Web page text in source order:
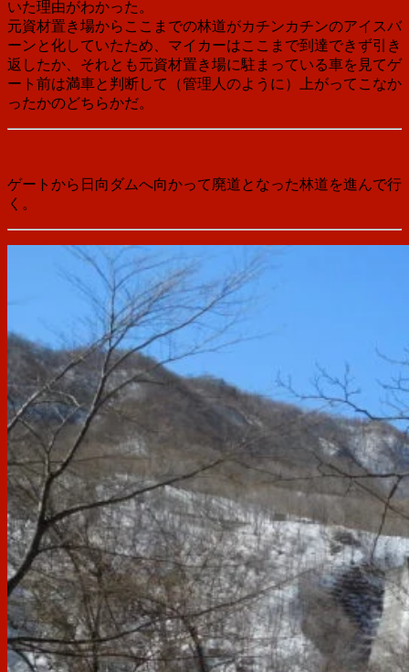
いた理由がわかった。
元資材置き場からここまでの林道がカチンカチンのアイスバ
ーンと化していたため、マイカーはここまで到達できず引き
返したか、それとも元資材置き場に駐まっている車を見てゲ
ート前は満車と判断して（管理人のように）上がってこなか
ったかのどちらかだ。
ゲートから日向ダムへ向かって廃道となった林道を進んで行
く。